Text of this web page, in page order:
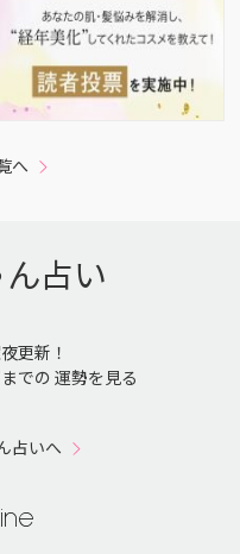
へ
占い
更新！
での 運勢を見る
占いへ